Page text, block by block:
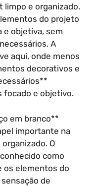
limpo e organizado.
do projeto
e objetiva, sem
A
aqui, onde menos
decorativos e
focado e objetivo.
em branco**
importante na
O
como
os elementos do
de